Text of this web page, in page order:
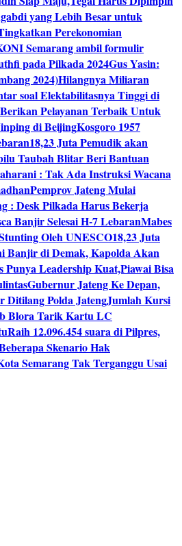
yang Lebih Besar untuk
Perekonomian
Semarang ambil formulir
pada Pilkada 2024Gus Yasin:
2024)Hilangnya Miliaran
soal Elektabilitasnya Tinggi di
Pelayanan Terbaik Untuk
di BeijingKosgoro 1957
18,23 Juta Pemudik akan
Taubah Blitar Beri Bantuan
: Tak Ada Instruksi Wacana
Pemprov Jateng Mulai
: Desk Pilkada Harus Bekerja
Banjir Selesai H-7 LebaranMabes
Oleh UNESCO18,23 Juta
Banjir di Demak, Kapolda Akan
Punya Leadership Kuat,Piawai Bisa
Gubernur Jateng Ke Depan,
Ditilang Polda JatengJumlah Kursi
Blora Tarik Kartu LC
Raih 12.096.454 suara di Pilpres,
Skenario Hak
Semarang Tak Terganggu Usai